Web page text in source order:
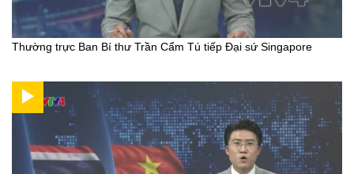
Thường trực Ban Bí thư Trần Cẩm Tú tiếp Đại sứ Singapore